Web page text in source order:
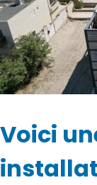
Voici